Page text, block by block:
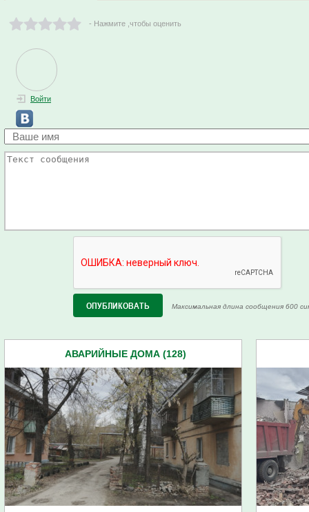
- Нажмите ,чтобы оценить
Войти
Максимальная длина сообщения 600
АВАРИЙНЫЕ ДОМА (128)